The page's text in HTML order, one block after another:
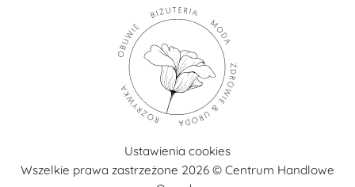
Ustawienia cookies
Wszelkie prawa zastrzeżone 2026 © Centrum Handlowe